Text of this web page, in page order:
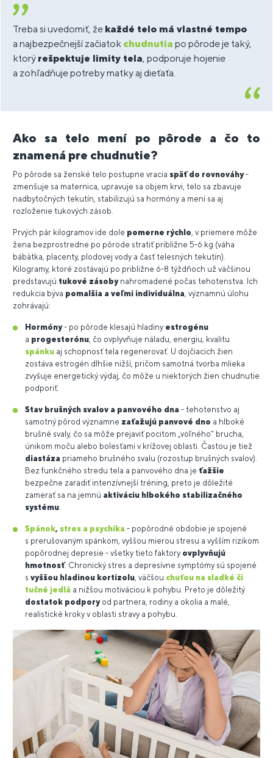
Treba si uvedomiť, že každé telo má vlastné tempo
a najbezpečnejší začiatok chudnutia po pôrode je taký,
ktorý rešpektuje limity tela, podporuje hojenie
a zohľadňuje potreby matky aj dieťaťa.
Ako sa telo mení po pôrode a čo to
znamená pre chudnutie?
Po pôrode sa ženské telo postupne vracia späť do rovnováhy-
zmenšuje sa maternica, upravuje sa objem krvi, telo sa zbavuje
nadbytočných tekutín, stabilizujú sa hormóny a mení sa aj
rozloženie tukových zásob.
Prvých pár kilogramov ide dole pomerne rýchlo, v priemere môže
žena bezprostredne po pôrode stratiť približne 5-6 kg (váha
bábätka, placenty, plodovej vody a časť telesných tekutín).
Kilogramy, ktoré zostávajú po približne 6-8 týždňoch už väčšinou
predstavujú tukové zásobynahromadené počas tehotenstva. Ich
redukcia býva pomalšia a veľmi individuálna, významnú úlohu
zohrávajú:
Hormóny- po pôrode klesajú hladiny estrogénu
a progesterónu, čo ovplyvňuje náladu, energiu, kvalitu
spánku aj schopnosť tela regenerovať. U dojčiacich žien
zostáva estrogén dlhšie nižší, pričom samotná tvorba mlieka
zvyšuje energetický výdaj, čo môže u niektorých žien chudnutie
podporiť.
Stav brušných svalov a panvového dna - tehotenstvo aj
samotný pôrod významne zaťažujú panvové dno a hlboké
brušné svaly, čo sa môže prejaviť pocitom „voľného“ brucha,
únikom moču alebo bolesťami v krížovej oblasti. Častou je tiež
diastáza priameho brušného svalu (rozostup brušných svalov).
Bez funkčného stredu tela a panvového dna je ťažšie
bezpečne zaradiť intenzívnejší tréning, preto je dôležité
zamerať sa na jemnú aktiváciu hlbokého stabilizačného
systému.
Spánok, stres a psychika - popôrodné obdobie je spojené
s prerušovaným spánkom, vyššou mierou stresu a vyšším rizikom
popôrodnej depresie - všetky tieto faktory ovplyvňujú
hmotnosť. Chronický stres a depresívne symptómy sú spojené
s vyššou hladinou kortizolu, väčšou chuťou na sladké či
tučné jedlá a nižšou motiváciou k pohybu. Preto je dôležitý
dostatok podporyod partnera, rodiny a okolia a malé,
realistické kroky v oblasti stravy a pohybu.